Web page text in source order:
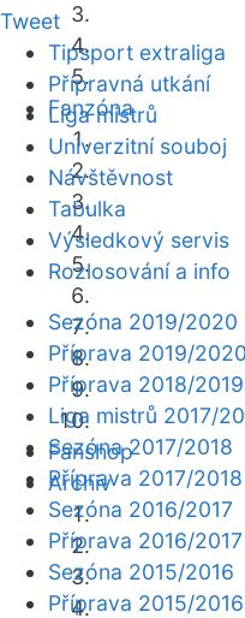
Fanzóna
Fanshop
Archiv
Tweet
Tipsport extraliga
Přípravná utkání
Liga mistrů
Univerzitní souboj
Návštěvnost
Tabulka
Výsledkový servis
Rozlosování a info
Sezóna 2019/2020
Příprava 2019/2020
Příprava 2018/2019
Liga mistrů 2017/
Sezóna 2017/2018
Příprava 2017/2018
Sezóna 2016/2017
Příprava 2016/2017
Sezóna 2015/2016
Příprava 2015/2016